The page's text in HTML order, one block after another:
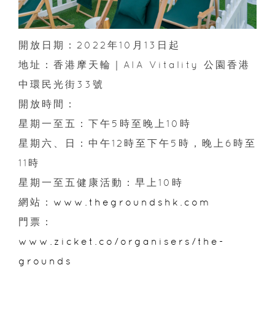
開放日期：2022年10月13日起
地址：香港摩天輪｜AIA Vitality 公園香港
中環民光街33號
開放時間：
星期一至五：下午5時至晚上10時
星期六、日：中午12時至下午5時，晚上6時至
11時
星期一至五健康活動：早上10時
網站： www.thegroundshk.com
門票：
www.zicket.co/organisers/the-
grounds